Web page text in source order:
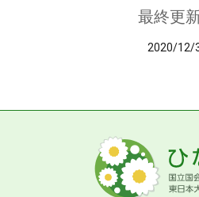
最終更
2020/12/